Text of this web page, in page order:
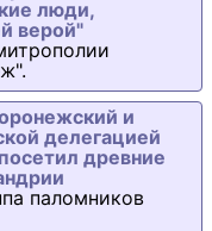
люди,
верой"
и
делегацией
древние
паломников